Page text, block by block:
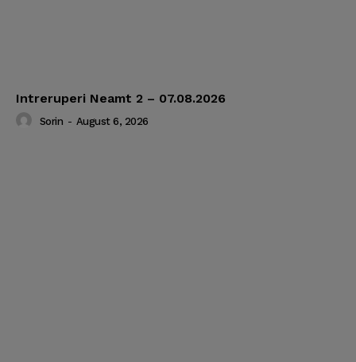
Intreruperi Neamt 2 – 07.08.2026
Sorin - August 6, 2026